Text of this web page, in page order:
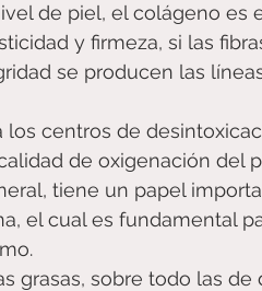
de piel, el colágeno es
y firmeza, si las
se producen las
los centros de
de oxigenación del
tiene un papel
el cual es fundamental
grasas, sobre todo las